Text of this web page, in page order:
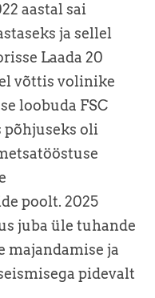
aastal sai
ja sellel
Laada 20
võttis volinike
loobuda FSC
põhjuseks oli
poolt. 2025
juba üle tuhande
majandamise ja
pidevalt